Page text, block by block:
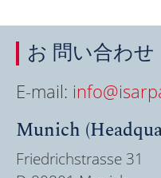
お 問い合わせ
E-mail:
Munich
Friedrichstrasse 31